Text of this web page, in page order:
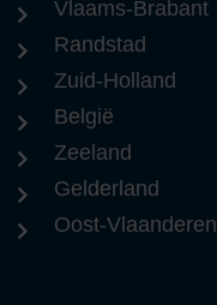
Vlaams-Brabant
Randstad
Zuid-Holland
België
Zeeland
Gelderland
Oost-Vlaanderen